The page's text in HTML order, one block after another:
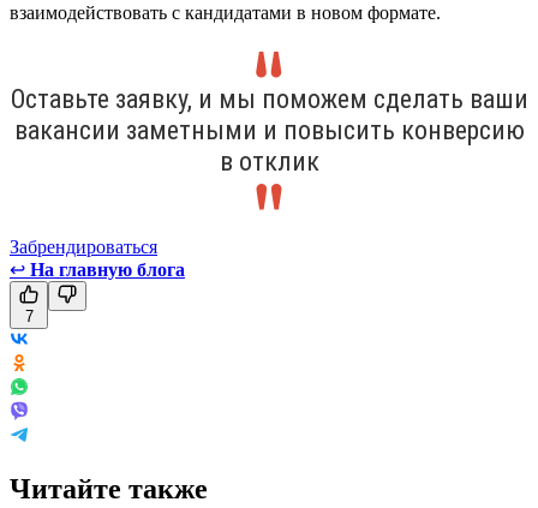
взаимодействовать с кандидатами в новом формате.
Оставьте заявку, и мы поможем сделать ваши
вакансии заметными и повысить конверсию
в отклик
Забрендироваться
↩ На главную блога
7
Читайте также